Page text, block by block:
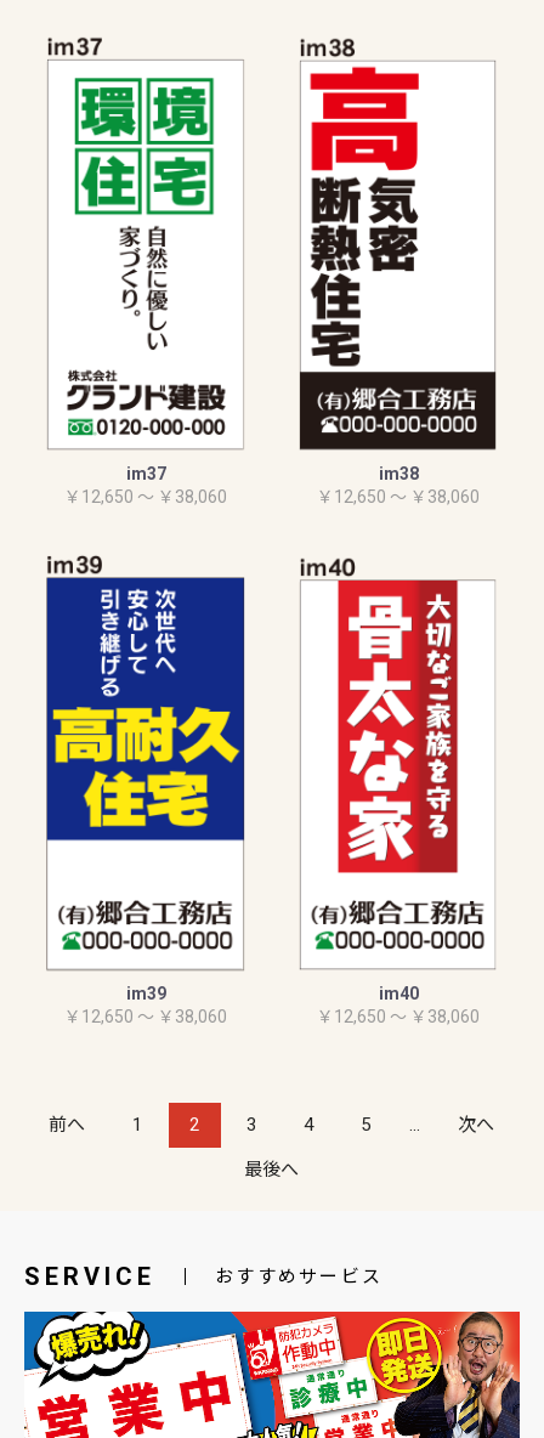
im37
￥12,650 ～ ￥38,060
im38
￥12,650 ～ ￥38,060
im39
￥12,650 ～ ￥38,060
im40
￥12,650 ～ ￥38,060
前へ 1 2 3 4 5 ... 次へ
最後へ
SERVICE おすすめサービス